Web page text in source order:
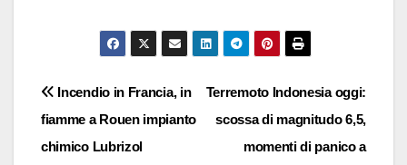
Navigazione
articoli
Terremoto Indonesia oggi:
scossa di magnitudo 6,5,
momenti di panico a
Incendio in Francia, in
fiamme a Rouen impianto
chimico Lubrizol